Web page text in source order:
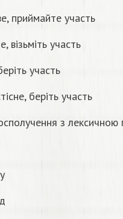
приймайте участь
візьміть участь
участь
беріть участь
з